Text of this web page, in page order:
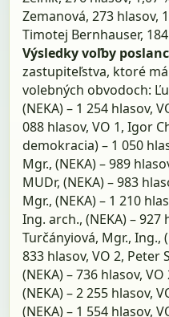
Zemanová, 273 hlasov,
Timotej Bernhauser,
Výsledky voľby
zastupiteľstva, ktoré
volebných obvodoch:
(NEKA) – 1 254 hlasov,
088 hlasov, VO 1, Igor
demokracia) – 1 050
Mgr., (NEKA) – 989
MUDr, (NEKA) – 983
Mgr., (NEKA) – 1 210
Ing. arch., (NEKA) – 927
Turčányiová, Mgr., Ing.,
833 hlasov, VO 2, Peter
(NEKA) – 736 hlasov,
(NEKA) – 2 255 hlasov,
(NEKA) – 1 554 hlasov,